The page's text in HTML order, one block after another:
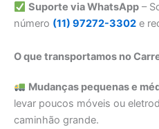
Suporte via WhatsApp–
número (11) 97272-3302 e
O que transportamos no
Mudanças pequenas e
levar poucos móveis ou
caminhão grande.